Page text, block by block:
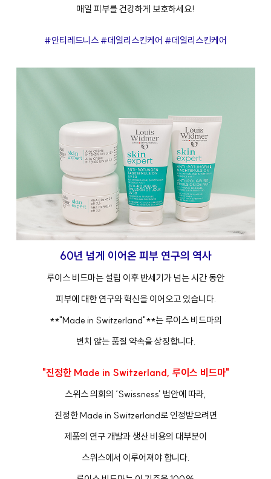
매일 피부를 건강하게 보호하세요!
#안티레드니스 #데일리스킨케어 #데일리스킨케어
60년 넘게 이어온 피부 연구의 역사
루이스 비드마는 설립 이후 반세기가 넘는 시간 동안
피부에 대한 연구와 혁신을 이어오고 있습니다.
**"Made in Switzerland"**는 루이스 비드마의
변치 않는 품질 약속을 상징합니다.
"진정한 Made in Switzerland, 루이스 비드마"
스위스 의회의 ‘Swissness’ 법안에 따라,
진정한 Made in Switzerland로 인정받으려면
제품의 연구 개발과 생산 비용의 대부분이
스위스에서 이루어져야 합니다.